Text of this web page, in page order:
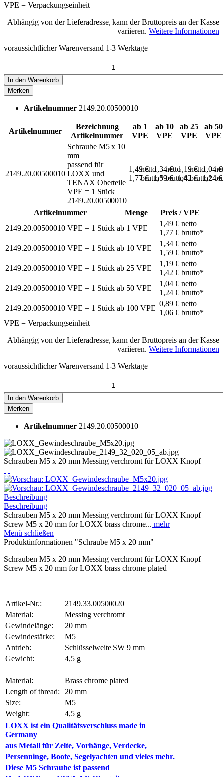
VPE = Verpackungseinheit
Abhängig von der Lieferadresse, kann der Bruttopreis an der Kasse
variieren. Weitere Informationen
voraussichtlicher Warenversand 1-3 Werktage
In den Warenkorb
Merken
Artikelnummer 2149.20.00500010
Artikelnummer
Bezeichnung
Artikelnummer
ab 1
VPE
ab 10
VPE
ab 25
VPE
ab 50
VPE
2149.20.00500010
Schraube M5 x 10
mm
passend für
LOXX und
TENAX Oberteile
VPE = 1 Stück
2149.20.00500010
1,49 €
netto
1,77 €brutto*
1,34 €
netto
1,59 €brutto*
1,19 €
netto
1,42 €brutto*
1,04
1,24
Artikelnummer Menge
Preis / VPE
2149.20.00500010 VPE = 1 Stück ab 1 VPE
1,49 €netto
1,77 €brutto*
2149.20.00500010 VPE = 1 Stück ab 10 VPE
1,34 €netto
1,59 €brutto*
2149.20.00500010 VPE = 1 Stück ab 25 VPE
1,19 €netto
1,42 €brutto*
2149.20.00500010 VPE = 1 Stück ab 50 VPE
1,04 €netto
1,24 €brutto*
2149.20.00500010 VPE = 1 Stück ab 100 VPE
0,89 €netto
1,06 €brutto*
VPE = Verpackungseinheit
Abhängig von der Lieferadresse, kann der Bruttopreis an der Kasse
variieren. Weitere Informationen
voraussichtlicher Warenversand 1-3 Werktage
In den Warenkorb
Merken
Artikelnummer 2149.20.00500010
Schrauben M5 x 20 mm Messing verchromt für LOXX Knopf
Beschreibung
Beschreibung
Schrauben M5 x 20 mm Messing verchromt für LOXX Knopf
Screw M5 x 20 mm for LOXX brass chrome... mehr
Menü schließen
Produktinformationen "Schraube M5 x 20 mm"
Schrauben M5 x 20 mm Messing verchromt für LOXX Knopf
Screw M5 x 20 mm for LOXX brass chrome plated
Artikel-Nr.:
2149.33.00500020
Material:
Messing verchromt
Gewindelänge:
20 mm
Gewindestärke:
M5
Antrieb:
Schlüsselweite SW 9 mm
Gewicht:
4,5 g
Material:
Brass chrome plated
Length of thread:
20 mm
Size:
M5
Weight:
4,5 g
LOXX ist ein Qualitätsverschluss made in
Germany
aus Metall für Zelte, Vorhänge, Verdecke,
Persenninge, Boote, Segelyachten und vieles mehr.
Diese M5 Schraube ist passend